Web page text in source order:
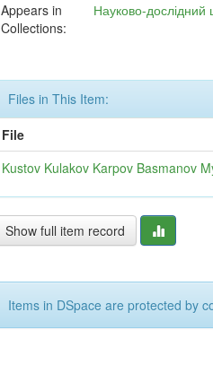
Appears in
Collections:
Науково-дослідний
Files in This Item:
File
Kustov Kulakov Karpov Basmanov
Show full item record
Items in DSpace are protected by